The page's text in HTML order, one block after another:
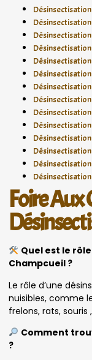
Désinsectisation
Désinsectisation
Foire Aux
Quel est le
Champcueil ?
Le rôle d’une
nuisibles, comme
frelons, rats,
Comment
?